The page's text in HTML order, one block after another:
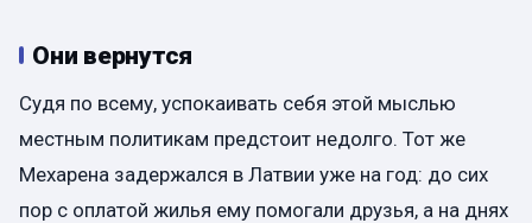
Они вернутся
Судя по всему, успокаивать себя этой мыслью
местным политикам предстоит недолго. Тот же
Мехарена задержался в Латвии уже на год: до сих
пор с оплатой жилья ему помогали друзья, а на днях